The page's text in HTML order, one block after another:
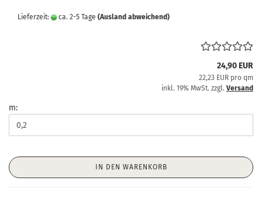
Lieferzeit: ca. 2-5 Tage (Ausland abweichend)
24,90 EUR
22,23 EUR pro qm
inkl. 19% MwSt. zzgl. Versand
m:
IN DEN WARENKORB